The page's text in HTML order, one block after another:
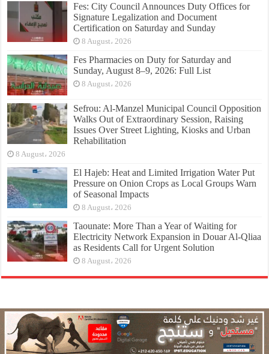
Fes: City Council Announces Duty Offices for
Signature Legalization and Document
Certification on Saturday and Sunday
8 August، 2026
Fes Pharmacies on Duty for Saturday and
Sunday, August 8–9, 2026: Full List
8 August، 2026
Sefrou: Al-Manzel Municipal Council Opposition
Walks Out of Extraordinary Session, Raising
Issues Over Street Lighting, Kiosks and Urban
Rehabilitation
8 August، 2026
El Hajeb: Heat and Limited Irrigation Water Put
Pressure on Onion Crops as Local Groups Warn
of Seasonal Impacts
8 August، 2026
Taounate: More Than a Year of Waiting for
Electricity Network Expansion in Douar Al-Qliaa
as Residents Call for Urgent Solution
8 August، 2026